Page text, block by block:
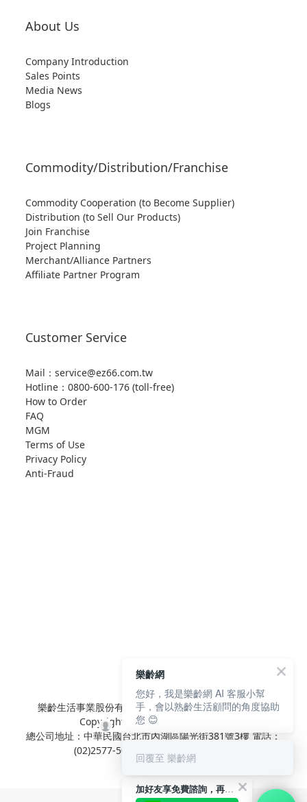
About Us
Company Introduction
Sales Points
Media News
Blogs
Commodity/Distribution/Franchise
Commodity Cooperation (to Become Supplier)
Distribution (to Sell Our Products)
Join Franchise
Project Planning
Merchant/Alliance Partners
Affiliate Partner Program
Customer Service
Mail：service@ez66.com.tw
Hotline： 0800-600-176 (toll-free)
How to Order
FAQ
MGM
Terms of Use
Privacy Policy
Anti-Fraud
樂齡生活事業股份有限公司 L'elan Enterprise CO.,Ltd.
Copyright© All Rights Reserved.
總公司地址：中華民國台北市內湖區陽光街381號3樓 電話：
(02)2577-5025 傳真：(02)2577-5021
加好友享免費諮詢，再領50元現金折扣碼！
樂齡網
您好，我是樂齡網 AI 客服小幫
手，會以熟齡生活顧問的角度協助
您 😊
回覆至 樂齡網